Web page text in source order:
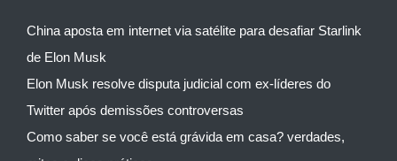
China aposta em internet via satélite para desafiar Starlink
de Elon Musk
Elon Musk resolve disputa judicial com ex-líderes do
Twitter após demissões controversas
Como saber se você está grávida em casa? verdades,